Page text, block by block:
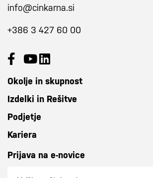
info@cinkarna.si
+386 3 427 60 00
Okolje in skupnost
Izdelki in Rešitve
Podjetje
Kariera
Prijava na e-novice